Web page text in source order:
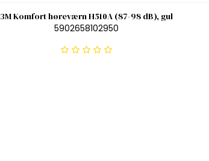
3M Komfort høreværn H510A (87-98 dB), gul
5902658102950